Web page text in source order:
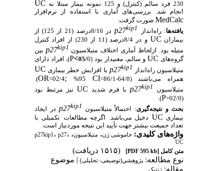
230 فرد سالم (کنترل) و 125 نمونه بیمار مبتلا به
UC
انجام شد. بررسی‌های آماری با استفاده از نرم‌افزار
MedCalc صورت گرفت.
یافته‌ها: راه‌انداز p27kip1
در 8/16درصد (21 از 125) از
بیماران UC
و در 8/4درصد (11 از 230) از افراد کنترل
متیله بود. ازلحاظ آماری اختلاف متیلاسیون
p27kip1
بین
گروه‌های UC و سالم، معنی­دار بود ( 05/0
P<
)
. افراد دارای
متیلاسیون راه‌انداز
p27kip1 با افزایش خطر بیماری UC
همراه می‌باشند (64/8-86/1= CI
95%
;
02/4=
OR
).
متیلاسیون
p27kip1 با فرم شدید UC نیز مرتبط بود
(02/0=
P
).
بحث و نتیجه‌گیری: احتمالاً متیلاسیون p27kip1
در ایجاد
بیماری UC دخیل می‌باشد. اگرچه مطالعات تکمیلی با
تعداد جمیعت بیشتر جهت تأیید این نتیجه موردنیاز است.
واژه‌های کلیدی: خاموشی ژن، متیلاسیون، p27kip1،p27،
UC
متن کامل[PDF 595 kb]
(۱۵۱۵ دریافت)
نوع مطالعه: پژوهشي(توصیفی- تحلیلی)| موضوع
مقاله: